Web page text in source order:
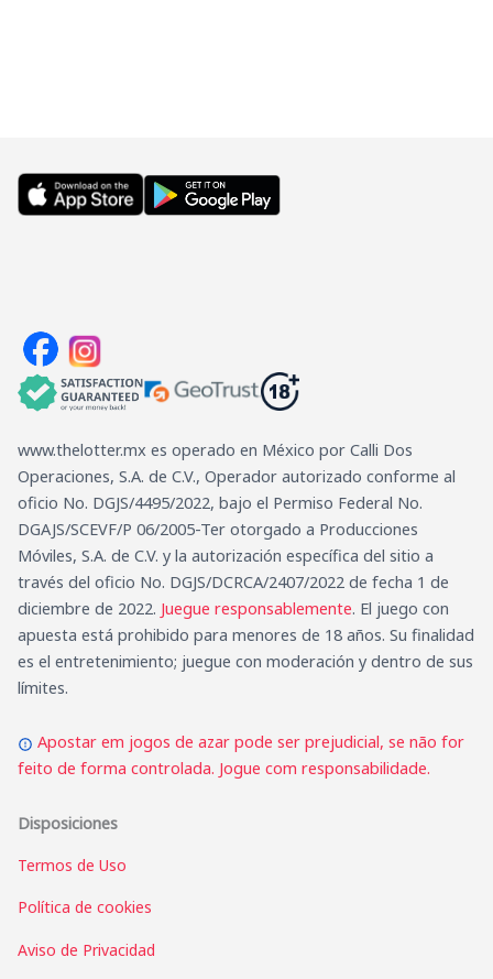
www.thelotter.mx es operado en México por Calli Dos
Operaciones, S.A. de C.V., Operador autorizado conforme al
oficio No. DGJS/4495/2022, bajo el Permiso Federal No.
DGAJS/SCEVF/P 06/2005-Ter otorgado a Producciones
Móviles, S.A. de C.V. y la autorización específica del sitio a
través del oficio No. DGJS/DCRCA/2407/2022 de fecha 1 de
diciembre de 2022. Juegue responsablemente. El juego con
apuesta está prohibido para menores de 18 años. Su finalidad
es el entretenimiento; juegue con moderación y dentro de sus
límites.
Apostar em jogos de azar pode ser prejudicial, se não for
feito de forma controlada. Jogue com responsabilidade.
Disposiciones
Termos de Uso
Política de cookies
Aviso de Privacidad